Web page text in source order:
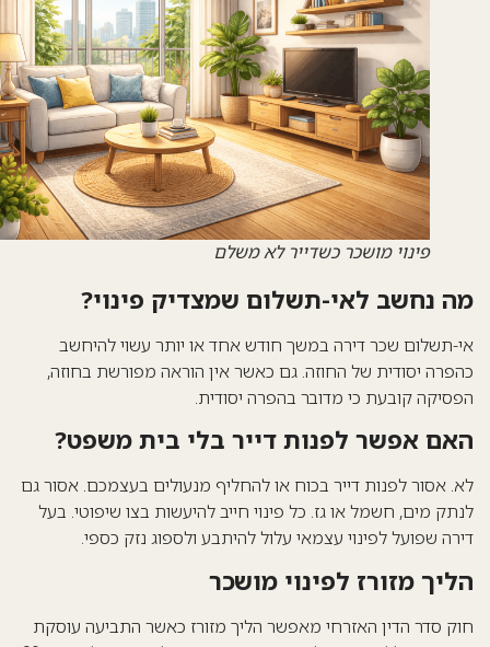
פינוי מושכר כשדייר לא משלם
נחשב לאי-תשלום שמצדיק פינוי?
תשלום שכר דירה במשך חודש אחד או יותר עשוי להיחשב
יסודית של החוזה. גם כאשר אין הוראה מפורשת בחוזה,
קובעת כי מדובר בהפרה יסודית.
אפשר לפנות דייר בלי בית משפט?
אסור לפנות דייר בכוח או להחליף מנעולים בעצמכם. אסור גם
מים, חשמל או גז. כל פינוי חייב להיעשות בצו שיפוטי. בעל
שפועל לפינוי עצמאי עלול להיתבע ולספוג נזק כספי.
מזורז לפינוי מושכר
סדר הדין האזרחי מאפשר הליך מזורז כאשר התביעה עוסקת